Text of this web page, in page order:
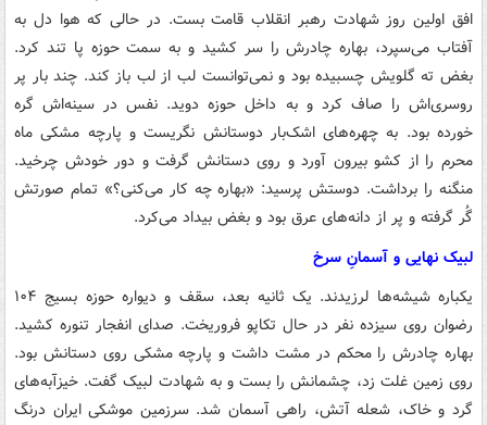
افق اولین روز شهادت رهبر انقلاب قامت بست. در حالی که هوا دل به
آفتاب می‌سپرد، بهاره چادرش را سر کشید و به سمت حوزه پا تند کرد.
بغض ته گلویش چسبیده بود و نمی‌توانست لب از لب باز کند. چند بار پر
روسری‌اش را صاف کرد و به داخل حوزه دوید. نفس در سینه‌اش گره
خورده بود. به چهره‌های اشک‌بار دوستانش نگریست و پارچه مشکی ماه
محرم را از کشو بیرون آورد و روی دستانش گرفت و دور خودش چرخید.
منگنه را برداشت. دوستش پرسید: «بهاره چه کار می‌کنی؟» تمام صورتش
گُر گرفته و پر از دانه‌های عرق بود و بغض بیداد می‌کرد.
لبیک نهایی و آسمانِ سرخ
یکباره شیشه‌ها لرزیدند. یک ثانیه بعد، سقف و دیواره حوزه بسیج ۱۰۴
رضوان روی سیزده نفر در حال تکاپو فروریخت. صدای انفجار تنوره کشید.
بهاره چادرش را محکم در مشت داشت و پارچه مشکی روی دستانش بود.
روی زمین غلت زد، چشمانش را بست و به شهادت لبیک گفت. خیزآبه‌های
گرد و خاک، شعله آتش، راهی آسمان شد. سرزمین موشکی ایران درنگ